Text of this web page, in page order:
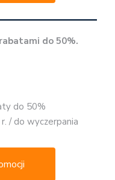
do 50%.
do 50%
/ do wyczerpania